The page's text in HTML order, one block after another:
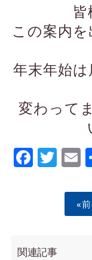
この案内
年末年始
変わって
«
関連記事